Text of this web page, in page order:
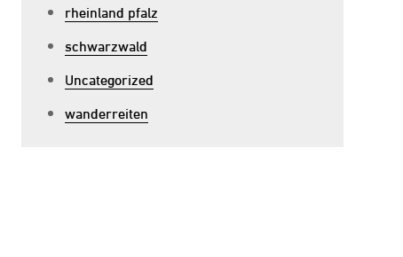
rheinland pfalz
schwarzwald
Uncategorized
wanderreiten